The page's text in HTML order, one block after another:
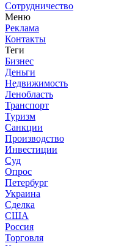
Сотрудничество
Меню
Реклама
Контакты
Теги
Бизнес
Деньги
Недвижимость
Ленобласть
Транспорт
Туризм
Санкции
Производство
Инвестиции
Суд
Опрос
Петербург
Украина
Сделка
США
Россия
Торговля